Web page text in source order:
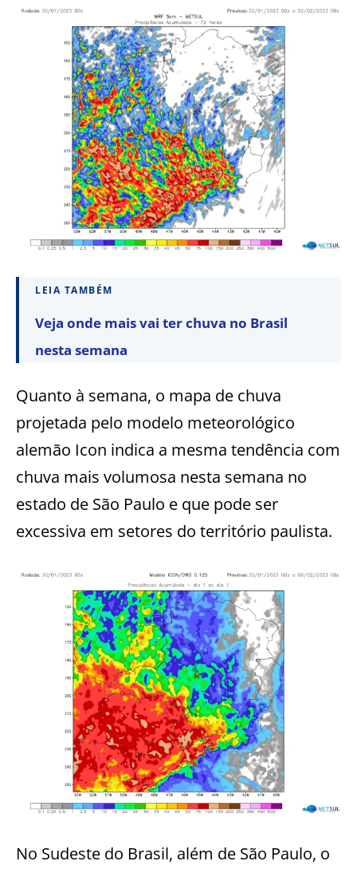
LEIA TAMBÉM
Veja onde mais vai ter chuva no Brasil
nesta semana
Quanto à semana, o mapa de chuva
projetada pelo modelo meteorológico
alemão Icon indica a mesma tendência com
chuva mais volumosa nesta semana no
estado de São Paulo e que pode ser
excessiva em setores do território paulista.
No Sudeste do Brasil, além de São Paulo, o